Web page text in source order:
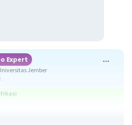
Expert
Jember